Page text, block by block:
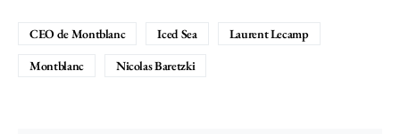
CEO de Montblanc Iced Sea
Laurent Lecamp
Montblanc
Nicolas Baretzki